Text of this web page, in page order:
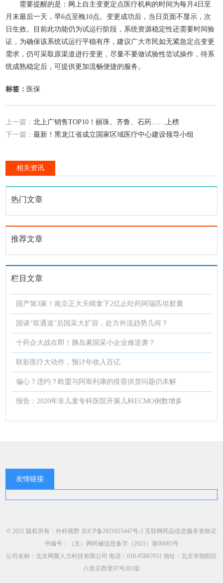
需要提醒的是：网上自主变更定点医疗机构的时间为每月4日至
月末最后一天，早6点至晚10点。变更成功后，当日页面不显示，次
日生效。目前此功能仍为试运行阶段，系统资源稳定性还需要时间验
证，为确保该系统试运行平稳有序，建议广大市民如无紧急定点变更
需求，仍可采取原渠道进行变更，尽量不要做试验性尝试操作，待系
统成熟稳定后，可提供更加流畅便捷的服务。
标签： 医保
上一篇：北上广销售TOP10！丽珠、齐鲁、石药……上榜
下一篇：最新！黑龙江省成立国家区域医疗中心建设领导小组
相关资讯
热门文章
推荐文章
栏目文章
国产第3家！南京正大天晴拿下2亿止吐药阿瑞匹坦胶囊
国谈“双通道”后国采大扩容，处方外流趋势几何？
十药企大战在即！胰岛素国采小企业难逆袭？
联影医疗大动作，预计年收入百亿
偏心？违约？欧盟与阿斯利康的疫苗供货问题仍未解
报告：2020年非儿童专科医院开展儿科ECMO例数增多
友情链接
© 2021 版权所有：外科视野 京ICP备2021025447号-1 互联网药品信息服务资格证
书编号：（京）网药械信息备字（2021）第00085号
公司名称：北京网聚人力科技有限公司 电话：010-85867851 地址：北京市朝阳区
八里庄西里97号303室